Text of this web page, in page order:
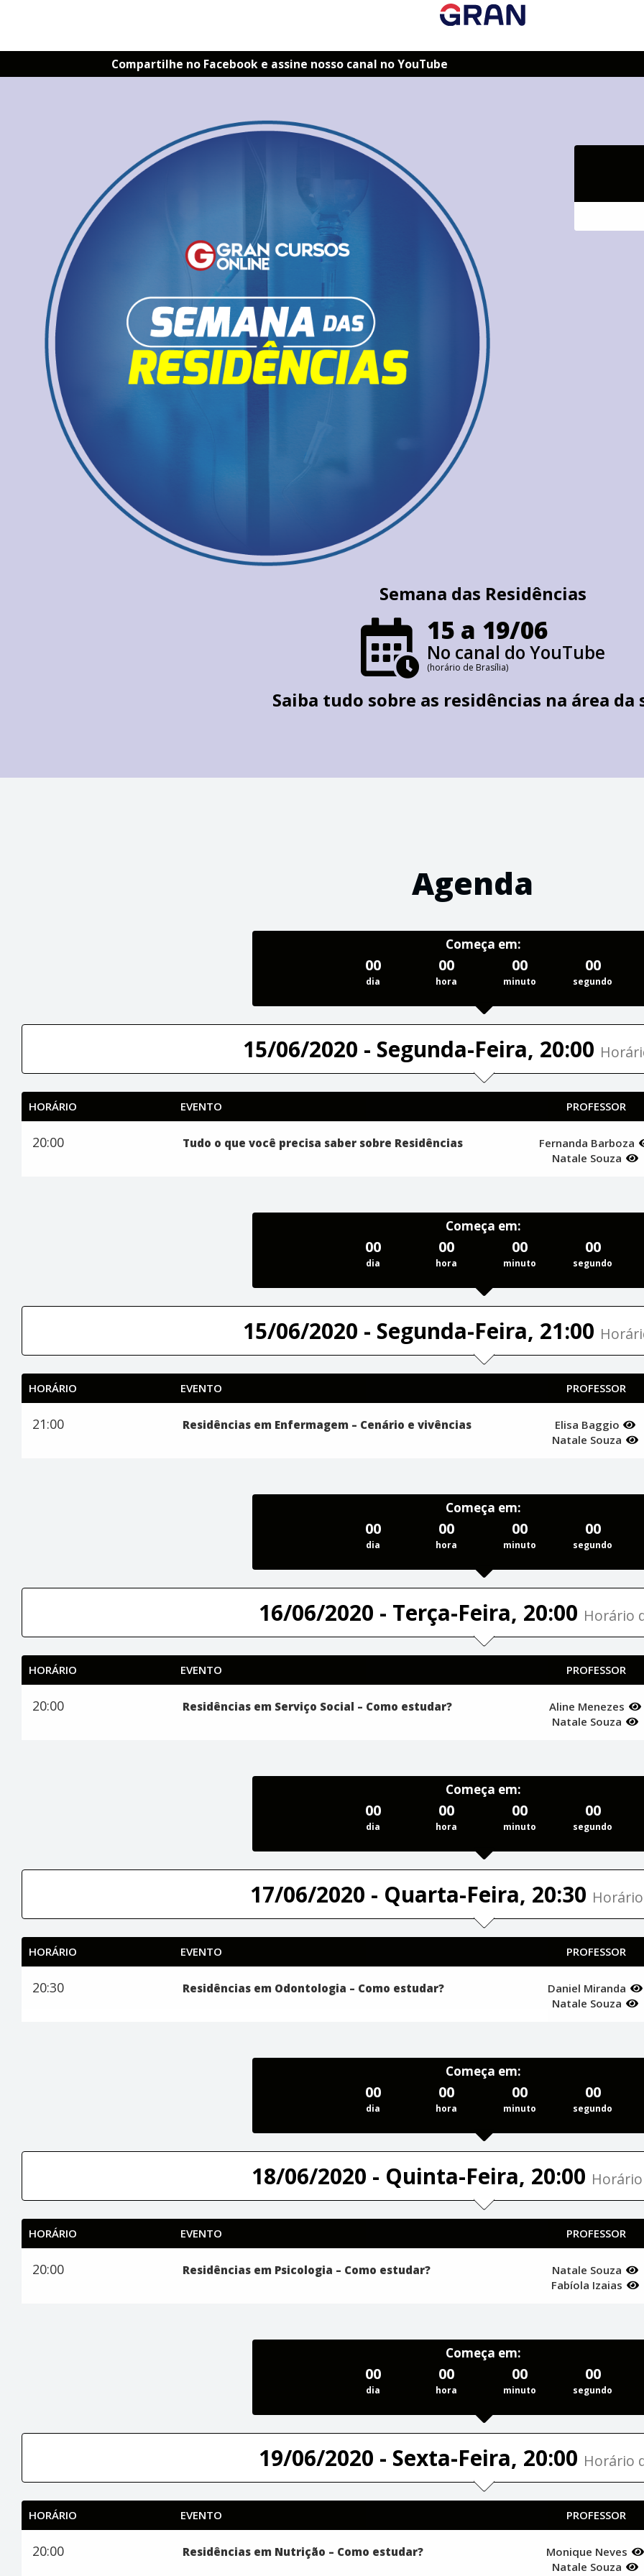
Compartilhe no Facebook e assine nosso canal no YouTube
Semana das Residências
15 a 19/06
No canal do YouTube
(horário de Brasília)
Saiba tudo sobre as residências na área da
Agenda
Começa em:
00
dia
00
hora
00
minuto
00
segundo
15/06/2020 - Segunda-Feira, 20:00
HORÁRIO EVENTO PROFESSOR
20:00 Tudo o que você precisa saber sobre Residências
Fernanda Barboza
Natale Souza
Começa em:
00
dia
00
hora
00
minuto
00
segundo
15/06/2020 - Segunda-Feira, 21:00
HORÁRIO EVENTO PROFESSOR
21:00 Residências em Enfermagem – Cenário e vivências
Elisa Baggio
Natale Souza
Começa em:
00
dia
00
hora
00
minuto
00
segundo
16/06/2020 - Terça-Feira, 20:00 Horário
HORÁRIO EVENTO PROFESSOR
20:00 Residências em Serviço Social – Como estudar?
Aline Menezes
Natale Souza
Começa em:
00
dia
00
hora
00
minuto
00
segundo
17/06/2020 - Quarta-Feira, 20:30
HORÁRIO EVENTO PROFESSOR
20:30 Residências em Odontologia – Como estudar?
Daniel Miranda
Natale Souza
Começa em:
00
dia
00
hora
00
minuto
00
segundo
18/06/2020 - Quinta-Feira, 20:00
HORÁRIO EVENTO PROFESSOR
20:00 Residências em Psicologia – Como estudar?
Natale Souza
Fabíola Izaias
Começa em:
00
dia
00
hora
00
minuto
00
segundo
19/06/2020 - Sexta-Feira, 20:00 Horário
HORÁRIO EVENTO PROFESSOR
20:00 Residências em Nutrição – Como estudar?
Monique Neves
Natale Souza